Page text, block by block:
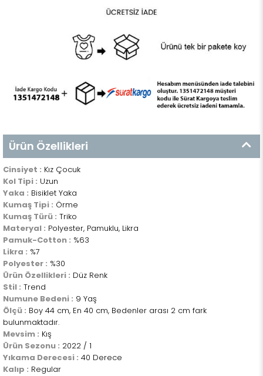
Ürün Özellikleri
Cinsiyet : Kız Çocuk
Kol Tipi : Uzun
Yaka : Bisiklet Yaka
Kumaş Tipi : Örme
Kumaş Türü : Triko
Materyal : Polyester, Pamuklu, Likra
Pamuk-Cotton : %63
Likra : %7
Polyester : %30
Ürün Özellikleri : Düz Renk
Stil : Trend
Numune Bedeni : 9 Yaş
Ölçü : Boy 44 cm, En 40 cm, Bedenler arası 2 cm fark
bulunmaktadır.
Mevsim : Kış
Ürün Sezonu : 2022 / 1
Yıkama Derecesi : 40 Derece
Kalıp : Regular